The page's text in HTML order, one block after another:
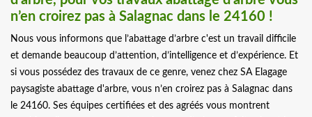
n’en croirez pas à Salagnac dans le 24160 !
Nous vous informons que l’abattage d’arbre c'est un travail difficile
et demande beaucoup d’attention, d’intelligence et d’expérience. Et
si vous possédez des travaux de ce genre, venez chez SA Elagage
paysagiste abattage d'arbre, vous n’en croirez pas à Salagnac dans
le 24160. Ses équipes certifiées et des agréés vous montrent